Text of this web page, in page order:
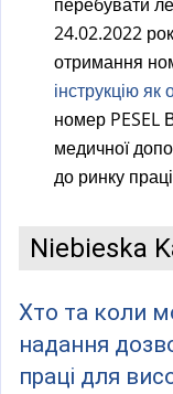
24.02.2022
отримання
інструкцію
номер PESEL
медичної
до ринку
Niebieska
Хто та коли
надання
праці для